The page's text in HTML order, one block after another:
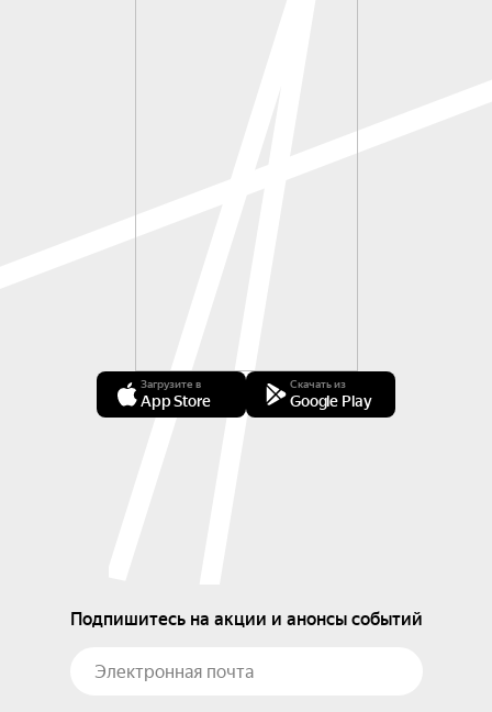
Загрузите в
App Store
Скачать из
Google Play
Подпишитесь на акции и анонсы событий